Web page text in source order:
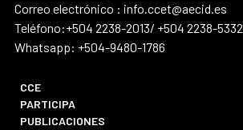
Correo electrónico : info.ccet@aecid.es
Teléfono:+504 2238-2013/ +504 2238-5332
Whatsapp: +504-9480-1786
CCE
PARTICIPA
PUBLICACIONES